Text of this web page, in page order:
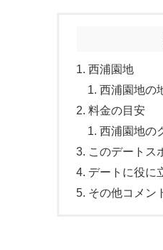
西浦園地
西浦園地の
料金の目安
西浦園地の
このデートス
デートに役に
その他コメン